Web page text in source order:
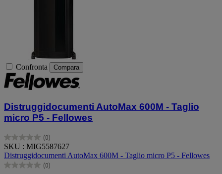
Confronta Compara
Distruggidocumenti AutoMax 600M - Taglio
micro P5 - Fellowes
(0)
0.0
su
5
stelle.
SKU : MIG5587627
Distruggidocumenti AutoMax 600M - Taglio micro P5 - Fellowes
(0)
0.0